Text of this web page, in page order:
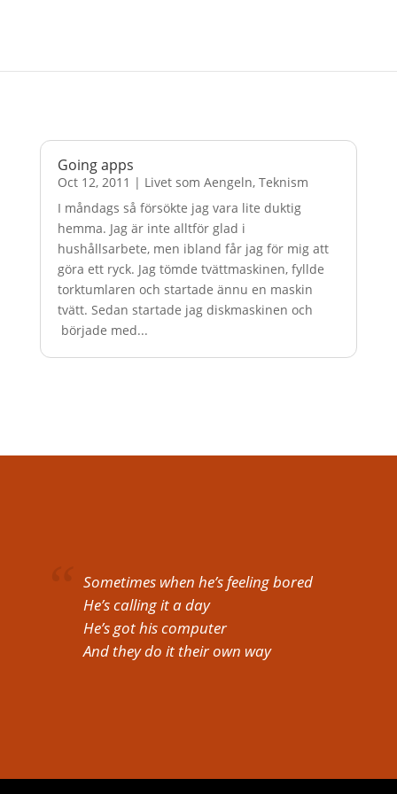
Going apps
Oct 12, 2011 | Livet som Aengeln, Teknism
I måndags så försökte jag vara lite duktig
hemma. Jag är inte alltför glad i
hushållsarbete, men ibland får jag för mig att
göra ett ryck. Jag tömde tvättmaskinen, fyllde
torktumlaren och startade ännu en maskin
tvätt. Sedan startade jag diskmaskinen och
började med...
Sometimes when he’s feeling bored
He’s calling it a day
He’s got his computer
And they do it their own way